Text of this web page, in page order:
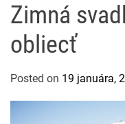
Zimná
obliecť
Posted on 19 januára,